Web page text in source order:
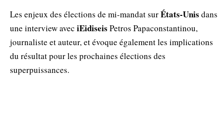
Les enjeux des élections de mi-mandat surÉtats-Unis dans
une interview avec iEidiseis Petros Papaconstantinou,
journaliste et auteur, et évoque également les implications
du résultat pour les prochaines élections des
superpuissances.